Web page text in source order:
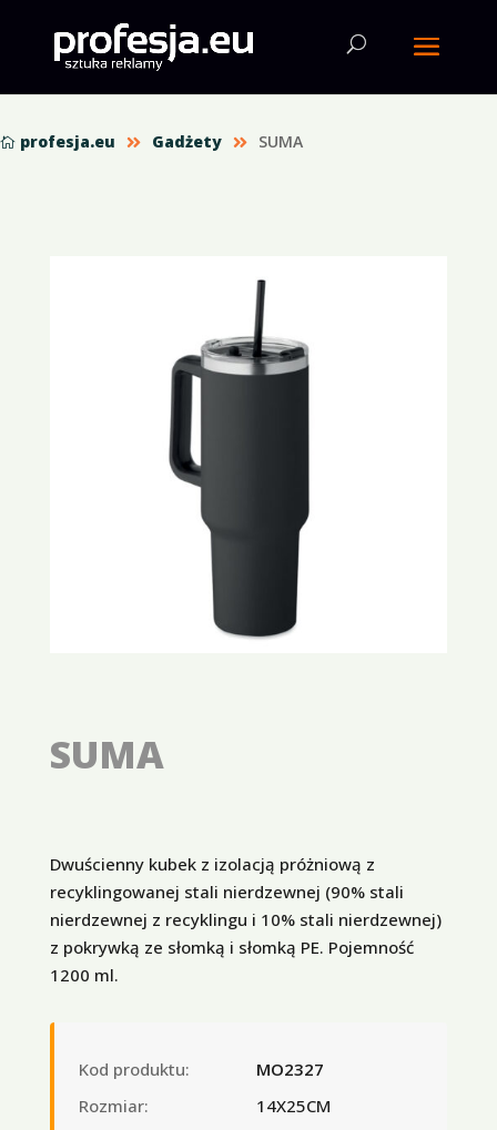
 profesja.eu  Gadżety  SUMA
SUMA
Dwuścienny kubek z izolacją próżniową z
recyklingowanej stali nierdzewnej (90% stali
nierdzewnej z recyklingu i 10% stali nierdzewnej)
z pokrywką ze słomką i słomką PE. Pojemność
1200 ml.
Kod produktu:
MO2327
Rozmiar:
14X25CM